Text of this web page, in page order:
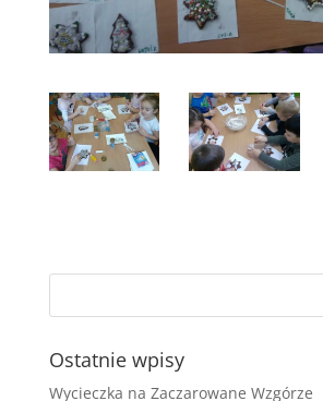
Ostatnie wpisy
Wycieczka na Zaczarowane Wzgórze